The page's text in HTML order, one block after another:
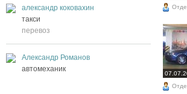
александр коковахин
такси
перевоз
Александр Романов
автомеханик